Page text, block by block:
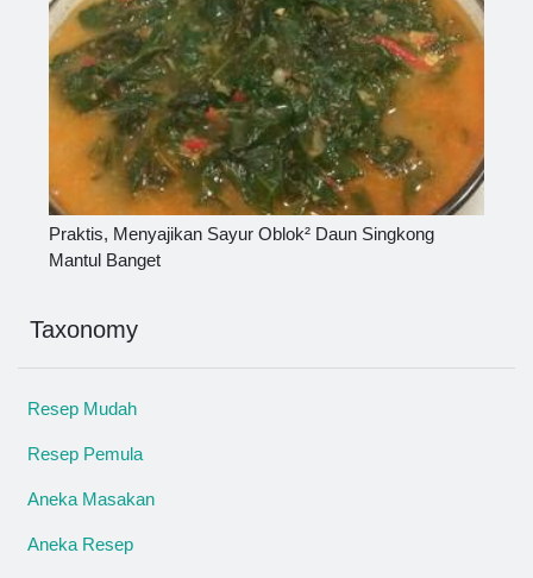
Praktis, Menyajikan Sayur Oblok² Daun Singkong
Mantul Banget
Taxonomy
Resep Mudah
Resep Pemula
Aneka Masakan
Aneka Resep